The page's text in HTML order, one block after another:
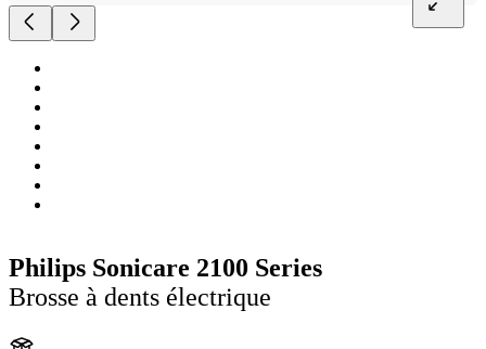
Philips Sonicare 2100 Series
Brosse à dents électrique